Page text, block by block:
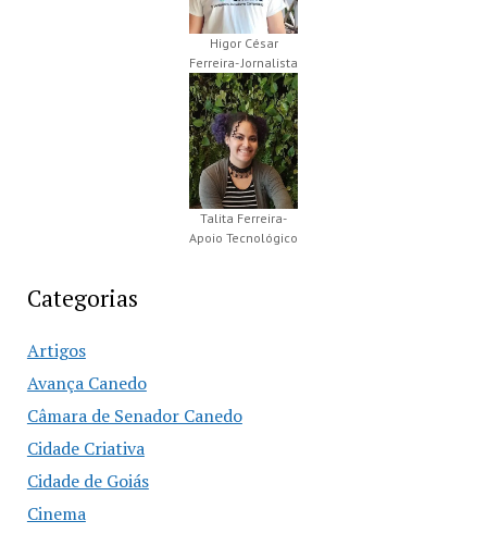
Higor César
Ferreira- Jornalista
Talita Ferreira-
Apoio Tecnológico
Categorias
Artigos
Avança Canedo
Câmara de Senador Canedo
Cidade Criativa
Cidade de Goiás
Cinema